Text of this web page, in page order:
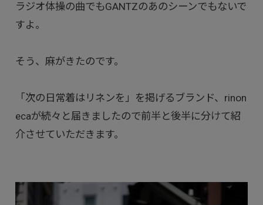
ラジオ体操の曲でもGANTZのあのシーンでもないで
すよ。
そう、麻がきたのです。
「次の日常着はリネンを」を掲げるブランド、rinon
ecaが続々と届きましたので前半と後半に分けて紹
介させていただきます。